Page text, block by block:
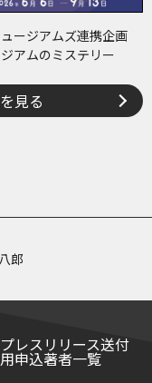
ージアムズ連携企画
アムのミステリー
見る
郎
プレスリリース送付
申込著者一覧